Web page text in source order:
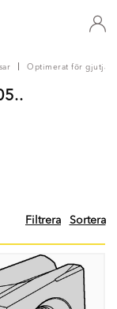
Optimerat för gjutjärn
Filtrera Sortera